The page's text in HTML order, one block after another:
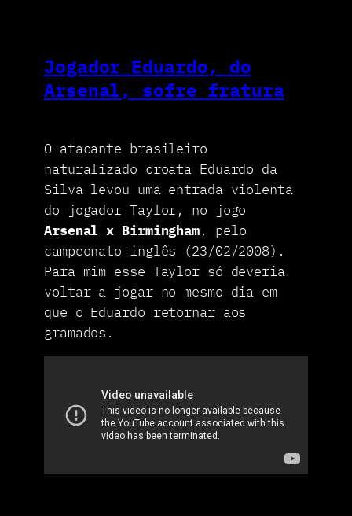
Jogador Eduardo, do
Arsenal, sofre fratura
O atacante brasileiro
naturalizado croata Eduardo da
Silva levou uma entrada violenta
do jogador Taylor, no jogo
Arsenal x Birmingham, pelo
campeonato inglês (23/02/2008).
Para mim esse Taylor só deveria
voltar a jogar no mesmo dia em
que o Eduardo retornar aos
gramados.